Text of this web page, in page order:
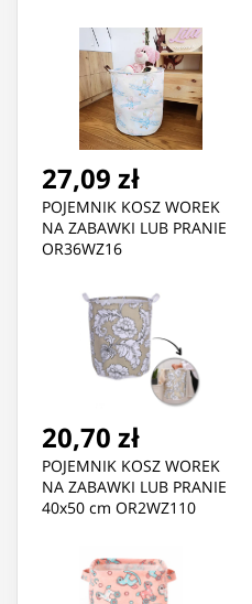
27,09 zł
POJEMNIK KOSZ WOREK
NA ZABAWKI LUB PRANIE
OR36WZ16
20,70 zł
POJEMNIK KOSZ WOREK
NA ZABAWKI LUB PRANIE
40x50 cm OR2WZ110